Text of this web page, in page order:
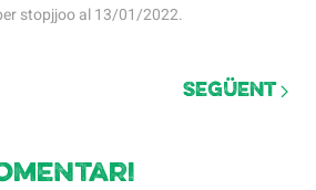
stopjjooal13/01/2022.
Següent